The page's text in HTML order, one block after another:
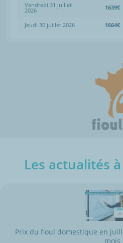
Vendredi 31 juillet
2026 1639€
Jeudi 30 juillet 2026 1664€
Les actualités
Prix du fioul domestique en
mois